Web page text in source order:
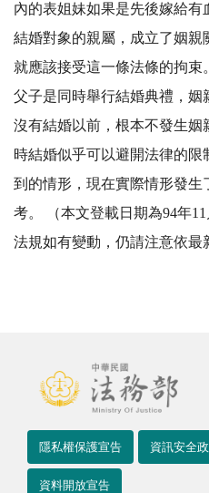
內的表姐妹如果是先後嫁給
結婚對象的親屬，成立了姻親
就應該接受這一條法條的拘
父子是同時舉行結婚典禮，
沒有結婚以前，根本不發生姻
時結婚似乎可以避開法律的
到的情形，現在實際情形發生
考。 （本文登載日期為94年
法規如有變動，仍請注意依最
隱私權保護宣告 資訊安全
資料開放宣告